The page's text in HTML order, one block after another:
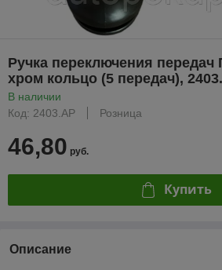
Ручка переключения передач
хром кольцо (5 передач),
В наличии
Код: 2403.AP
Розница
46,80 руб.
Купить
Описание